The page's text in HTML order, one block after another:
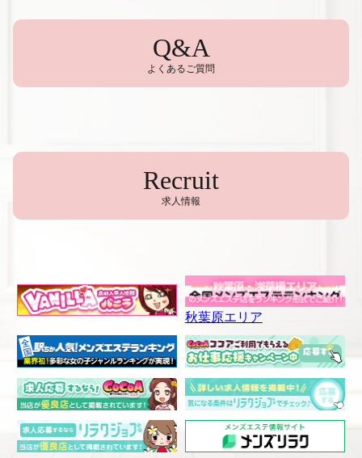
Q&A
よくあるご質問
Recruit
求人情報
秋葉原エリア